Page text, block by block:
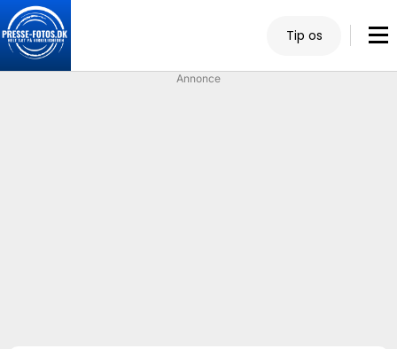
Tip os
Annonce